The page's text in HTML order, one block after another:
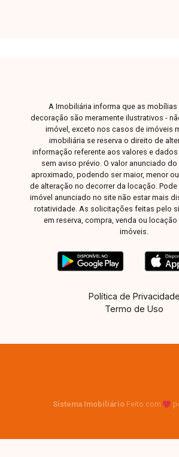
A Imobiliária informa que as
decoração são meramente ilustrativos -
imóvel, exceto nos casos de imóveis
imobiliária se reserva o direito de
informação referente aos valores e
sem aviso prévio. O valor anunciado
aproximado, podendo ser maior, menor
de alteração no decorrer da locação.
imóvel anunciado no site não estar mais
rotatividade. As solicitações feitas pelo
em reserva, compra, venda ou
imóveis.
Política de Privacidade
Termo de Uso
Sistema Imobiliário Feito com